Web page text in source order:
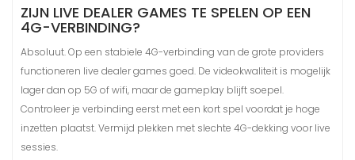
ZIJN LIVE DEALER GAMES TE SPELEN OP EEN
4G-VERBINDING?
Absoluut. Op een stabiele 4G-verbinding van de grote providers
functioneren live dealer games goed. De videokwaliteit is mogelijk
lager dan op 5G of wifi, maar de gameplay blijft soepel.
Controleer je verbinding eerst met een kort spel voordat je hoge
inzetten plaatst. Vermijd plekken met slechte 4G-dekking voor live
sessies.